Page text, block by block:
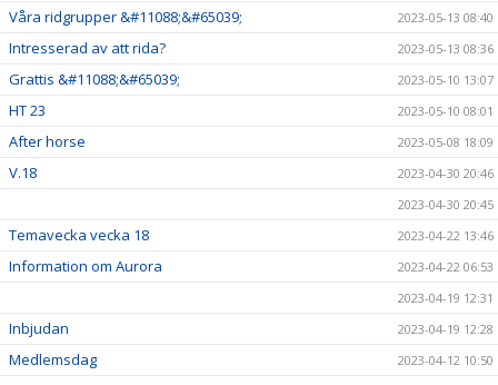
Våra ridgrupper &#11088;&#65039; 2023-05-13 08:40
Intresserad av att rida? 2023-05-13 08:36
Grattis &#11088;&#65039; 2023-05-10 13:07
HT 23 2023-05-10 08:01
After horse 2023-05-08 18:09
V.18
2023-04-30 20:46
2023-04-30 20:45
Temavecka vecka 18 2023-04-22 13:46
Information om Aurora
2023-04-22 06:53
2023-04-19 12:31
Inbjudan 2023-04-19 12:28
Medlemsdag 2023-04-12 10:50